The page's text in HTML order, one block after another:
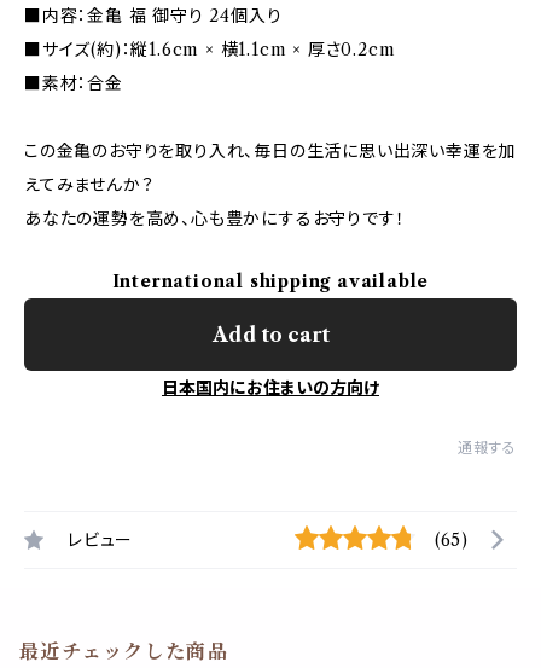
■内容：金亀 福 御守り 24個入り
■サイズ(約)：縦1.6cm × 横1.1cm × 厚さ0.2cm
■素材：合金
この金亀のお守りを取り入れ、毎日の生活に思い出深い幸運を加
えてみませんか？
あなたの運勢を高め、心も豊かにするお守りです！
International shipping available
Add to cart
日本国内にお住まいの方向け
通報する
レビュー (65)
最近チェックした商品